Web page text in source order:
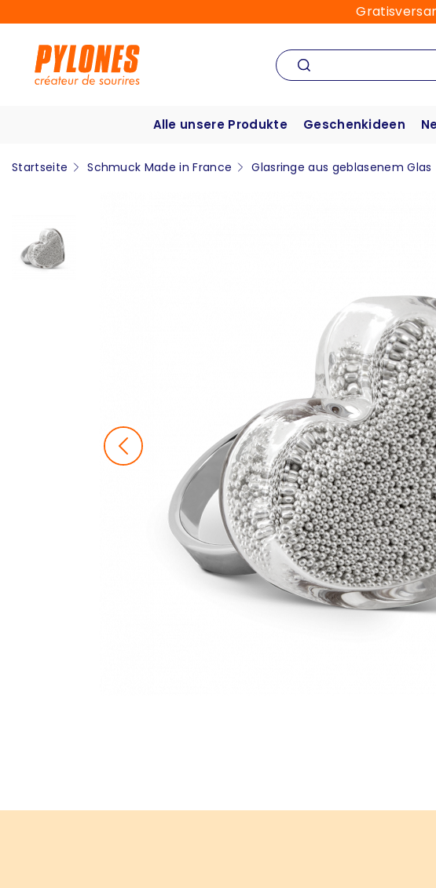
Alle unsere Produkte Geschenkideen
Startseite Schmuck Made in France Glasringe aus geblasenem Glas